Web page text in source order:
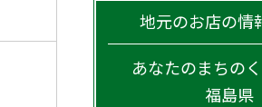
地元のお店の情
あなたのまちの
福島県